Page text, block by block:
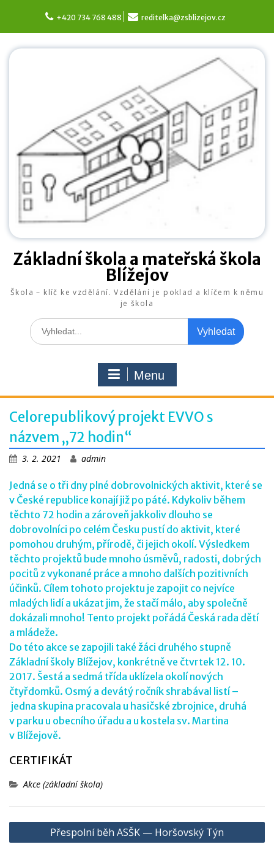
content
+420 734 768 488 reditelka@zsblizejov.cz
Základní škola a mateřská škola
Blížejov
Škola – klíč ke vzdělání. Vzdělání je poklad a klíčem k němu
je škola
Search
for:
Menu
Celorepublikový projekt EVVO s
názvem „72 hodin“
3. 2. 2021 admin
Jedná se o tři dny plné dobrovolnických aktivit, které se
v České republice konají již po páté. Kdykoliv během
těchto 72 hodin a zároveň jakkoliv dlouho se
dobrovolníci po celém Česku pustí do aktivit, které
pomohou druhým, přírodě, či jejich okolí. Výsledkem
těchto projektů bude mnoho úsměvů, radosti, dobrých
pocitů z vykonané práce a mnoho dalších pozitivních
účinků. Cílem tohoto projektu je zapojit co nejvíce
mladých lidí a ukázat jim, že stačí málo, aby společně
dokázali mnoho! Tento projekt pořádá Česká rada dětí
a mládeže.
Do této akce se zapojili také žáci druhého stupně
Základní školy Blížejov, konkrétně ve čtvrtek 12. 10.
2017. Šestá a sedmá třída uklízela okolí nových
čtyřdomků. Osmý a devátý ročník shrabával listí –
jedna skupina pracovala u hasičské zbrojnice, druhá
v parku u obecního úřadu a u kostela sv. Martina
v Blížejově.
CERTIFIKÁT
Akce (základní škola)
Navigace
pro
Přespolní běh ASŠK — Horšovský Týn